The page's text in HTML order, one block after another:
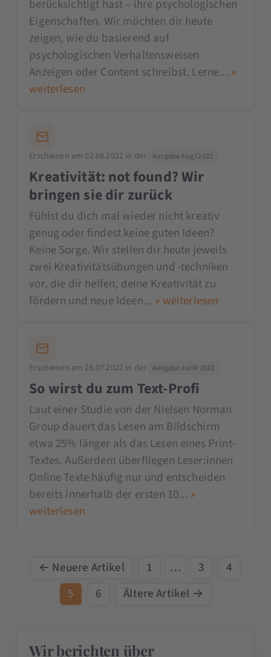
berücksichtigt hast – ihre psychologischen
Eigenschaften. Wir möchten dir heute
zeigen, wie du basierend auf
psychologischen Verhaltensweisen
Anzeigen oder Content schreibst. Lerne... »
weiterlesen
Erschienen am 02.08.2022 in der Ausgabe Aug I 2022
Kreativität: not found? Wir
bringen sie dir zurück
Fühlst du dich mal wieder nicht kreativ
genug oder findest keine guten Ideen?
Keine Sorge. Wir stellen dir heute jeweils
zwei Kreativitätsübungen und -techniken
vor, die dir helfen, deine Kreativität zu
fördern und neue Ideen... » weiterlesen
Erschienen am 26.07.2022 in der Ausgabe Jul IV 2022
So wirst du zum Text-Profi
Laut einer Studie von der Nielsen Norman
Group dauert das Lesen am Bildschirm
etwa 25% länger als das Lesen eines Print-
Textes. Außerdem überfliegen Leser:innen
Online Texte häufig nur und entscheiden
bereits innerhalb der ersten 10... »
weiterlesen
← Neuere Artikel 1 … 3
4
5
6 Ältere Artikel →
Wir berichten über